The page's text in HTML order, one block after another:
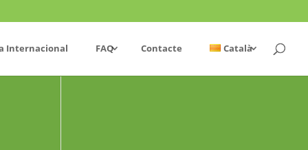
Internacional FAQ Contacte Català